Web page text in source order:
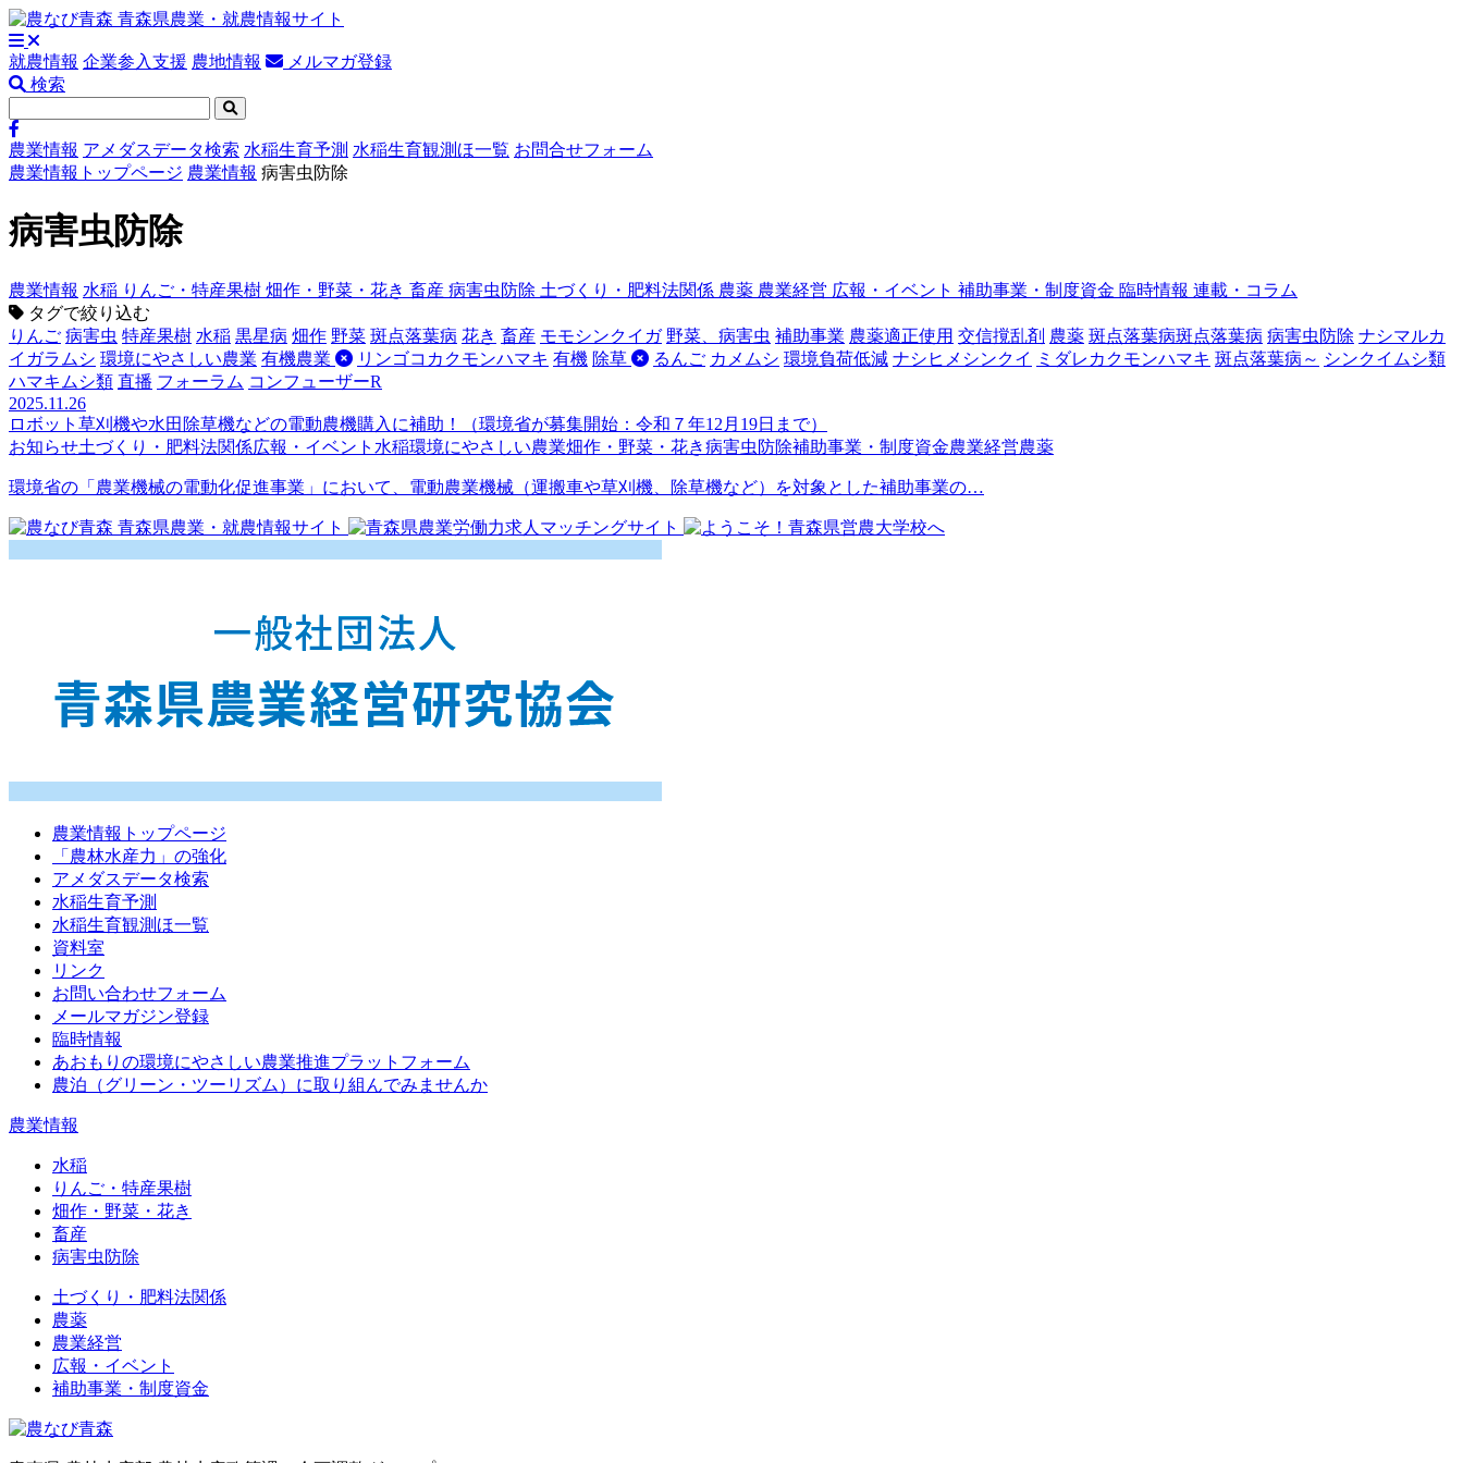
就農情報 企業参入支援 農地情報
メルマガ登録
検索
農業情報 アメダスデータ検索 水稲生育予測 水稲生育観測ほ一覧 お問合せフォーム
農業情報トップページ 農業情報 病害虫防除
病害虫防除
農業情報 水稲 りんご・特産果樹 畑作・野菜・花き 畜産 病害虫防除 土づくり・肥料法関係 農薬 農業経営 広報・イベント 補助事業・制度資金 臨時情報 連載・コラム
タグで絞り込む
りんご 病害虫 特産果樹 水稲 黒星病 畑作 野菜 斑点落葉病 花き 畜産 モモシンクイガ 野菜、病害虫 補助事業 農薬適正使用 交信撹乱剤 農薬 斑点落葉病斑点落葉病 病害虫防除 ナシマルカ
イガラムシ 環境にやさしい農業 有機農業 リンゴコカクモンハマキ 有機 除草 るんご カメムシ 環境負荷低減 ナシヒメシンクイ ミダレカクモンハマキ 斑点落葉病～ シンクイムシ類
ハマキムシ類 直播 フォーラム コンフューザーR
2025.11.26
ロボット草刈機や水田除草機などの電動農機購入に補助！（環境省が募集開始：令和７年12月19日まで）
お知らせ土づくり・肥料法関係広報・イベント 水稲環境にやさしい農業畑作・野菜・花き病害虫防除補助事業・制度資金農業経営農薬
環境省の「農業機械の電動化促進事業」において、電動農業機械（運搬車や草刈機、除草機など）を対象とした補助事業の…
農業情報トップページ
「農林水産力」の強化
アメダスデータ検索
水稲生育予測
水稲生育観測ほ一覧
資料室
リンク
お問い合わせフォーム
メールマガジン登録
臨時情報
あおもりの環境にやさしい農業推進プラットフォーム
農泊（グリーン・ツーリズム）に取り組んでみませんか
農業情報
水稲
りんご・特産果樹
畑作・野菜・花き
畜産
病害虫防除
土づくり・肥料法関係
農薬
農業経営
広報・イベント
補助事業・制度資金